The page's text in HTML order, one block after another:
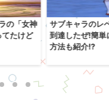
の「女神
てたけど
サブキャラのレ
到達したぜ!簡単
方法も紹介!?